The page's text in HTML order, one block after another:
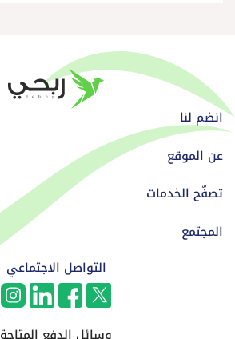
انضم لنا
عن الموقع
تصفّح الخدمات
المجتمع
التواصل الاجتماعي